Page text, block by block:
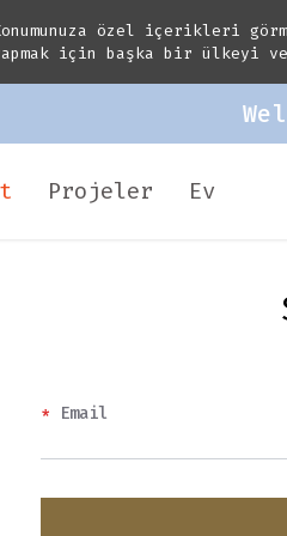
özel içerikleri
için başka bir ülkeyi
Projeler Ev
* Email